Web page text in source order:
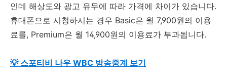
인데 해상도와 광고 유무에 따라 가격에 차이가 있습니다.
휴대폰으로 시청하시는 경우 Basic은 월 7,900원의 이용
료를, Premium은 월 14,900원의 이용료가 부과됩니다.
💡 스포티비 나우 WBC 방송중계 보기